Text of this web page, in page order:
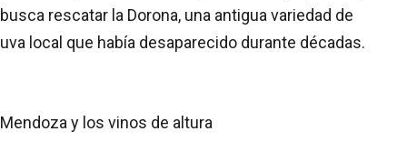
busca rescatar la Dorona, una antigua variedad de
uva local que había desaparecido durante décadas.
Mendoza y los vinos de altura